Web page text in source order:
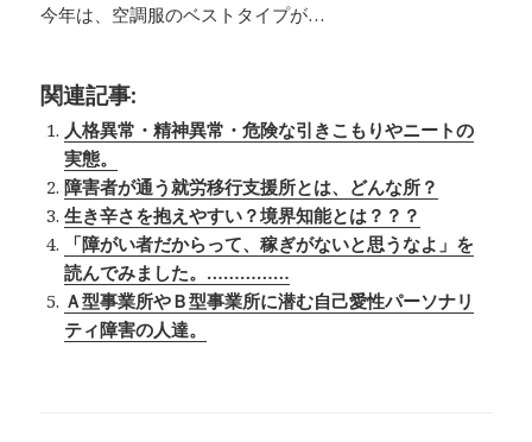
今年は、空調服のベストタイプが…
関連記事:
人格異常・精神異常・危険な引きこもりやニートの
実態。
障害者が通う就労移行支援所とは、どんな所？
生き辛さを抱えやすい？境界知能とは？？？
「障がい者だからって、稼ぎがないと思うなよ」を
読んでみました。……………
Ａ型事業所やＢ型事業所に潜む自己愛性パーソナリ
ティ障害の人達。